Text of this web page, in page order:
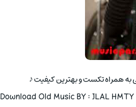
به همراه تکست و بهترین کیفیت ♪
Download Old Music BY : JLAL